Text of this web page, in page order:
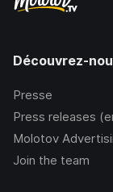
Découvrez-
Presse
Press releases
Molotov
Join the team